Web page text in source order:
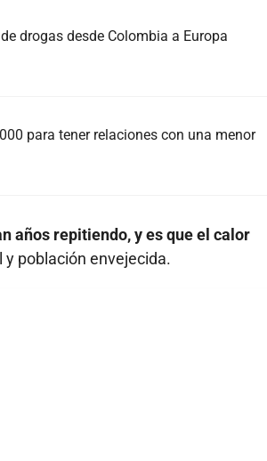
drogas desde Colombia a Europa
para tener relaciones con una menor
años repitiendo, y es que el calor
población envejecida.